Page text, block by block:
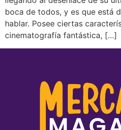
boca de todos, y es que está
hablar. Posee ciertas
cinematografía fantástica, […]